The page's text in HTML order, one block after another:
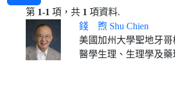
第 1-1 項，共 1 項資料.
錢 煦 Shu Chien
美國加州大學聖地牙哥校區生物工程
醫學生理、生理學及藥理學、生